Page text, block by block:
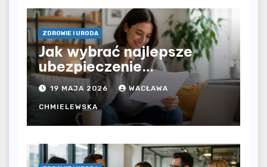
ZDROWIE I URODA
Jak wybrać najlepsze
ubezpieczenie
komunikacyjne i uniknąć
kosztownych błędów?
19 MAJA 2026 WACŁAWA
CHMIELEWSKA